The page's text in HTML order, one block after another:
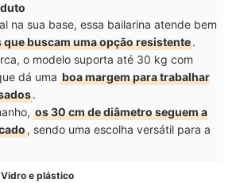
na sua base, essa bailarina atende bem
buscam uma opção resistente.
o modelo suporta até 30 kg com
dá uma boa margem para trabalhar
.
os 30 cm de diâmetro seguem a
, sendo uma escolha versátil para a
Vidro e plástico